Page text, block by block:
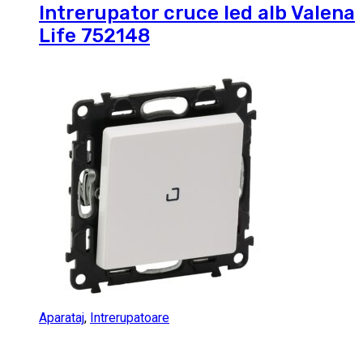
Intrerupator cruce led alb Valena
Life 752148
Aparataj, Intrerupatoare